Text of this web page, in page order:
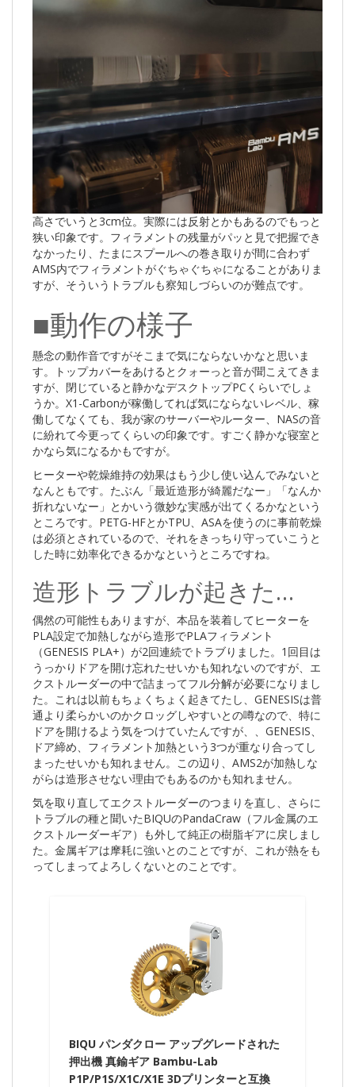
高さでいうと3cm位。実際には反射とかもあるのでもっと
狭い印象です。フィラメントの残量がパッと見で把握でき
なかったり、たまにスプールへの巻き取りが間に合わず
AMS内でフィラメントがぐちゃぐちゃになることがありま
すが、そういうトラブルも察知しづらいのが難点です。
■動作の様子
懸念の動作音ですがそこまで気にならないかなと思いま
す。トップカバーをあけるとクォーっと音が聞こえてきま
すが、閉じていると静かなデスクトップPCくらいでしょ
うか。X1-Carbonが稼働してれば気にならないレベル、稼
働してなくても、我が家のサーバーやルーター、NASの音
に紛れて今更ってくらいの印象です。すごく静かな寝室と
かなら気になるかもですが。
ヒーターや乾燥維持の効果はもう少し使い込んでみないと
なんともです。たぶん「最近造形が綺麗だなー」「なんか
折れないなー」とかいう微妙な実感が出てくるかなという
ところです。PETG-HFとかTPU、ASAを使うのに事前乾燥
は必須とされているので、それをきっちり守っていこうと
した時に効率化できるかなというところですね。
造形トラブルが起きた…
偶然の可能性もありますが、本品を装着してヒーターを
PLA設定で加熱しながら造形でPLAフィラメント
（GENESIS PLA+）が2回連続でトラブりました。1回目は
うっかりドアを開け忘れたせいかも知れないのですが、エ
クストルーダーの中で詰まってフル分解が必要になりまし
た。これは以前もちょくちょく起きてたし、GENESISは普
通より柔らかいのかクロッグしやすいとの噂なので、特に
ドアを開けるよう気をつけていたんですが、、GENESIS、
ドア締め、フィラメント加熱という3つが重なり合ってし
まったせいかも知れません。この辺り、AMS2が加熱しな
がらは造形させない理由でもあるのかも知れません。
気を取り直してエクストルーダーのつまりを直し、さらに
トラブルの種と聞いたBIQUのPandaCraw（フル金属のエ
クストルーダーギア）も外して純正の樹脂ギアに戻しまし
た。金属ギアは摩耗に強いとのことですが、これが熱をも
ってしまってよろしくないとのことです。
BIQU パンダクロー アップグレードされた
押出機 真鍮ギア Bambu-Lab
P1P/P1S/X1C/X1E 3Dプリンターと互換